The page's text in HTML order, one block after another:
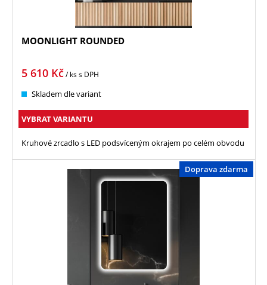
MOONLIGHT ROUNDED
5 610 Kč/ kss DPH
Skladem dle variant
VYBRAT VARIANTU
Kruhové zrcadlo s LED podsvíceným okrajem po celém obvodu
Doprava zdarma